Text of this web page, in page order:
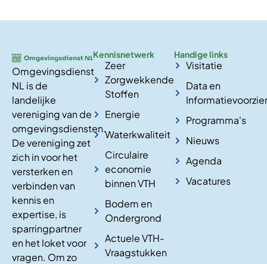
Omgevingsdienst
NL is de
landelijke
vereniging van de
omgevingsdiensten.
De vereniging zet
zich in voor het
versterken en
verbinden van
kennis en
expertise, is
sparringpartner
en het loket voor
vragen. Om zo
Kennisnetwerk
Zeer
Zorgwekkende
Stoffen
Energie
Waterkwaliteit
Circulaire
economie
binnen VTH
Bodem en
Ondergrond
Actuele VTH-
Vraagstukken
Handige links
Visitatie
Data en
Programma's
Nieuws
Agenda
Vacatures